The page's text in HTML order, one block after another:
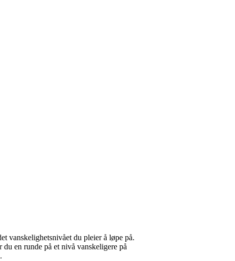
vanskelighetsnivået du pleier å løpe på.
en runde på et nivå vanskeligere på